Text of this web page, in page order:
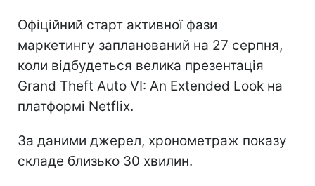
Офіційний старт активної фази
маркетингу запланований на 27 серпня,
коли відбудеться велика презентація
Grand Theft Auto VI: An Extended Look на
платформі Netflix.
За даними джерел, хронометраж показу
складе близько 30 хвилин.